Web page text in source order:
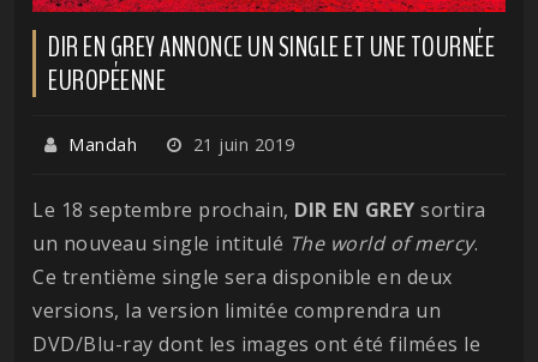
DIR EN GREY ANNONCE UN SINGLE ET UNE TOURNÉE
EUROPÉENNE
Mandah 21 juin 2019
Le 18 septembre prochain, DIR EN GREY sortira
un nouveau single intitulé The world of mercy.
Ce trentième single sera disponible en deux
versions, la version limitée comprendra un
DVD/Blu-ray dont les images ont été filmées le